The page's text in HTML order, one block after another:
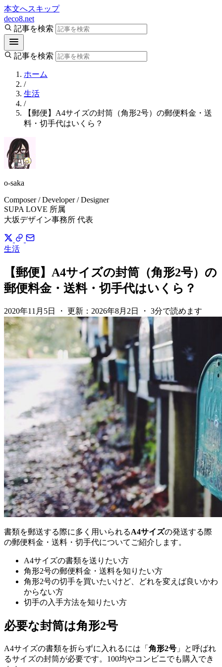
本文へスキップ
deco8.net
記事を検索
記事を検索
ホーム
/
生活
/
【郵便】A4サイズの封筒（角形2号）の郵便料金・送
料・切手代はいくら？
o-saka
Composer / Developer / Designer
SUPA LOVE 所属
大坂デザイン事務所 代表
生活
【郵便】A4サイズの封筒（角形2号）の
郵便料金・送料・切手代はいくら？
2020年11月5日 ・ 更新： 2026年8月2日 ・ 3分で読めます
書類を郵送する際に多く用いられるA4サイズの発送する際
の郵便料金・送料・切手代についてご紹介します。
A4サイズの書類を送りたい方
角形2号の郵便料金・送料を知りたい方
角形2号の切手を買いたいけど、どれを変えば良いかわ
からない方
切手の入手方法を知りたい方
必要な封筒は角形2号
A4サイズの書類を折らずに入れるには「 角形2号 」と呼ばれ
るサイズの封筒が必要です。100均やコンビニでも購入でき